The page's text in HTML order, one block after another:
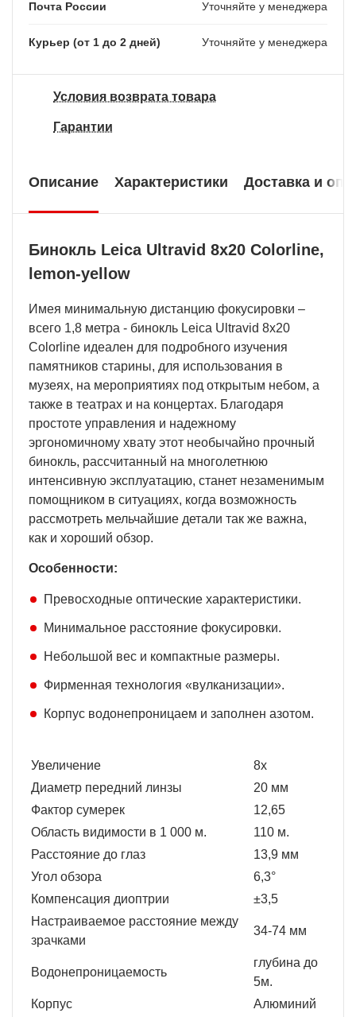
Почта России Уточняйте у менеджера
Курьер (от 1 до 2 дней) Уточняйте у менеджера
Условия возврата товара
Гарантии
Описание Характеристики Доставка и
Бинокль Leica Ultravid 8x20 Colorline,
lemon-yellow
Имея минимальную дистанцию фокусировки –
всего 1,8 метра - бинокль Leica Ultravid 8х20
Colorline идеален для подробного изучения
памятников старины, для использования в
музеях, на мероприятиях под открытым небом, а
также в театрах и на концертах. Благодаря
простоте управления и надежному
эргономичному хвату этот необычайно прочный
бинокль, рассчитанный на многолетнюю
интенсивную эксплуатацию, станет незаменимым
помощником в ситуациях, когда возможность
рассмотреть мельчайшие детали так же важна,
как и хороший обзор.
Особенности:
Превосходные оптические характеристики.
Минимальное расстояние фокусировки.
Небольшой вес и компактные размеры.
Фирменная технология «вулканизации».
Корпус водонепроницаем и заполнен азотом.
Увеличение
8x
Диаметр передний линзы
20 мм
Фактор сумерек
12,65
Область видимости в 1 000 м.
110 м.
Расстояние до глаз
13,9 мм
Угол обзора
6,3°
Компенсация диоптрии
±3,5
Настраиваемое расстояние между
зрачками
34-74 мм
Водонепроницаемость
глубина до
5м.
Корпус
Алюминий